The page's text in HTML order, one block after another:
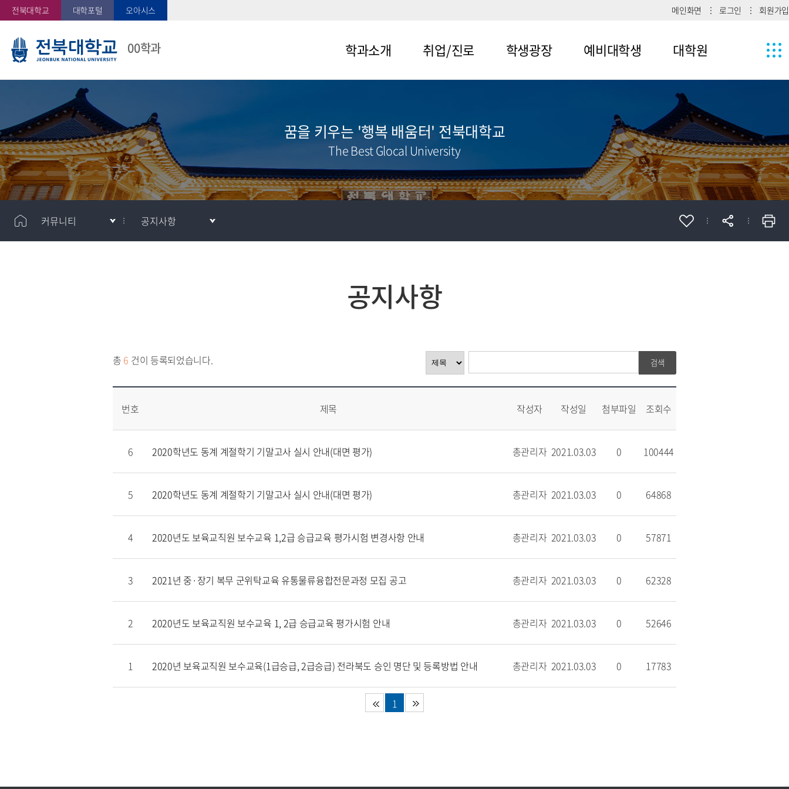
전북대학교 대학포털 오아시스 메인화면 로그인 회원가입
00학과 학과소개
메뉴1-2
취업/진로
메뉴2-2
학생광장
메뉴3-2
예비대학생
메뉴4-3
대학원
꿈을 키우는 '행복 배움터' 전북대학교
The Best Glocal University
커뮤니티 공지사항
공지사항
총 6 건이 등록되었습니다.
번호 제목 작성자 작성일 첨부파일 조회수
6 2020학년도 동계 계절학기 기말고사 실시 안내(대면 평가) 총관리자 2021.03.03 0 100444
5 2020학년도 동계 계절학기 기말고사 실시 안내(대면 평가) 총관리자 2021.03.03 0 64868
4 2020년도 보육교직원 보수교육 1,2급 승급교육 평가시험 변경사항 안내 총관리자 2021.03.03 0 57871
3 2021년 중·장기 복무 군위탁교육 유통물류융합전문과정 모집 공고 총관리자 2021.03.03 0 62328
2 2020년도 보육교직원 보수교육 1, 2급 승급교육 평가시험 안내 총관리자 2021.03.03 0 52646
1 2020년 보육교직원 보수교육(1급승급, 2급승급) 전라북도 승인 명단 및 등록방법 안내 총관리자 2021.03.03 0 17783
1